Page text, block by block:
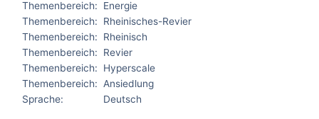
Themenbereich:
Energie
Themenbereich:
Rheinisches-Revier
Themenbereich:
Rheinisch
Themenbereich:
Revier
Themenbereich:
Hyperscale
Themenbereich: Ansiedlung
Sprache:
Deutsch